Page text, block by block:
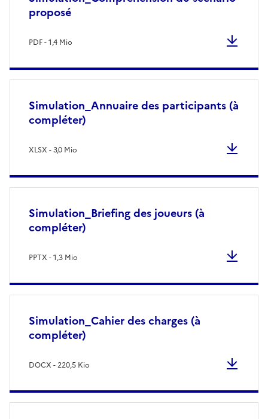
proposé
PDF - 1,4 Mio
Simulation_Annuaire des participants (à
compléter)
XLSX - 3,0 Mio
Simulation_Briefing des joueurs (à
compléter)
PPTX - 1,3 Mio
Simulation_Cahier des charges (à
compléter)
DOCX - 220,5 Kio